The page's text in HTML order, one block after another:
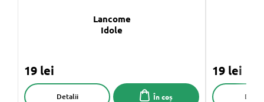
Lancome
Idole
19 lei
În coș
Detalii
19 lei